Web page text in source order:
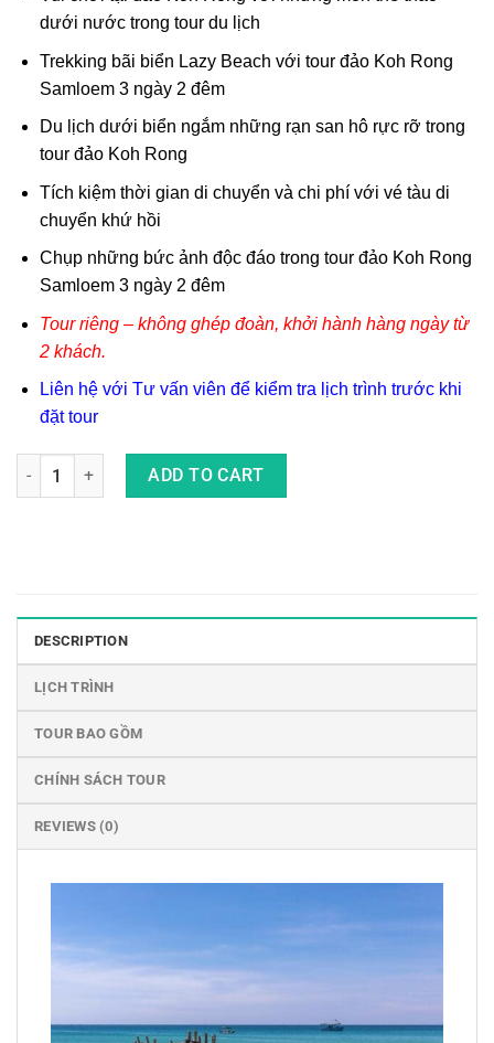
dưới nước trong tour du lịch
Trekking bãi biển Lazy Beach với tour đảo Koh Rong
Samloem 3 ngày 2 đêm
Du lịch dưới biển ngắm những rạn san hô rực rỡ trong
tour đảo Koh Rong
Tích kiệm thời gian di chuyển và chi phí với vé tàu di
chuyển khứ hồi
Chụp những bức ảnh độc đáo trong tour đảo Koh Rong
Samloem 3 ngày 2 đêm
Tour riêng – không ghép đoàn, khởi hành hàng ngày từ
2 khách.
Liên hệ với Tư vấn viên để kiểm tra lịch trình trước khi
đặttour
Tour Nghỉ Dưỡng Đảo Koh Rong/ Koh Rong Samloem 3N2Đ
ADD TO CART
DESCRIPTION
LỊCH TRÌNH
TOUR BAO GỒM
CHÍNH SÁCH TOUR
REVIEWS (0)